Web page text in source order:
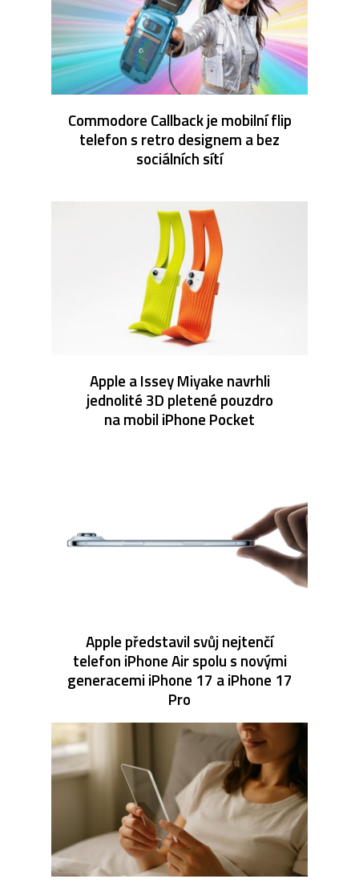
Commodore Callback je mobilní flip
telefon s retro designem a bez
sociálních sítí
Apple a Issey Miyake navrhli
jednolité 3D pletené pouzdro
na mobil iPhone Pocket
Apple představil svůj nejtenčí
telefon iPhone Air spolu s novými
generacemi iPhone 17 a iPhone 17
Pro